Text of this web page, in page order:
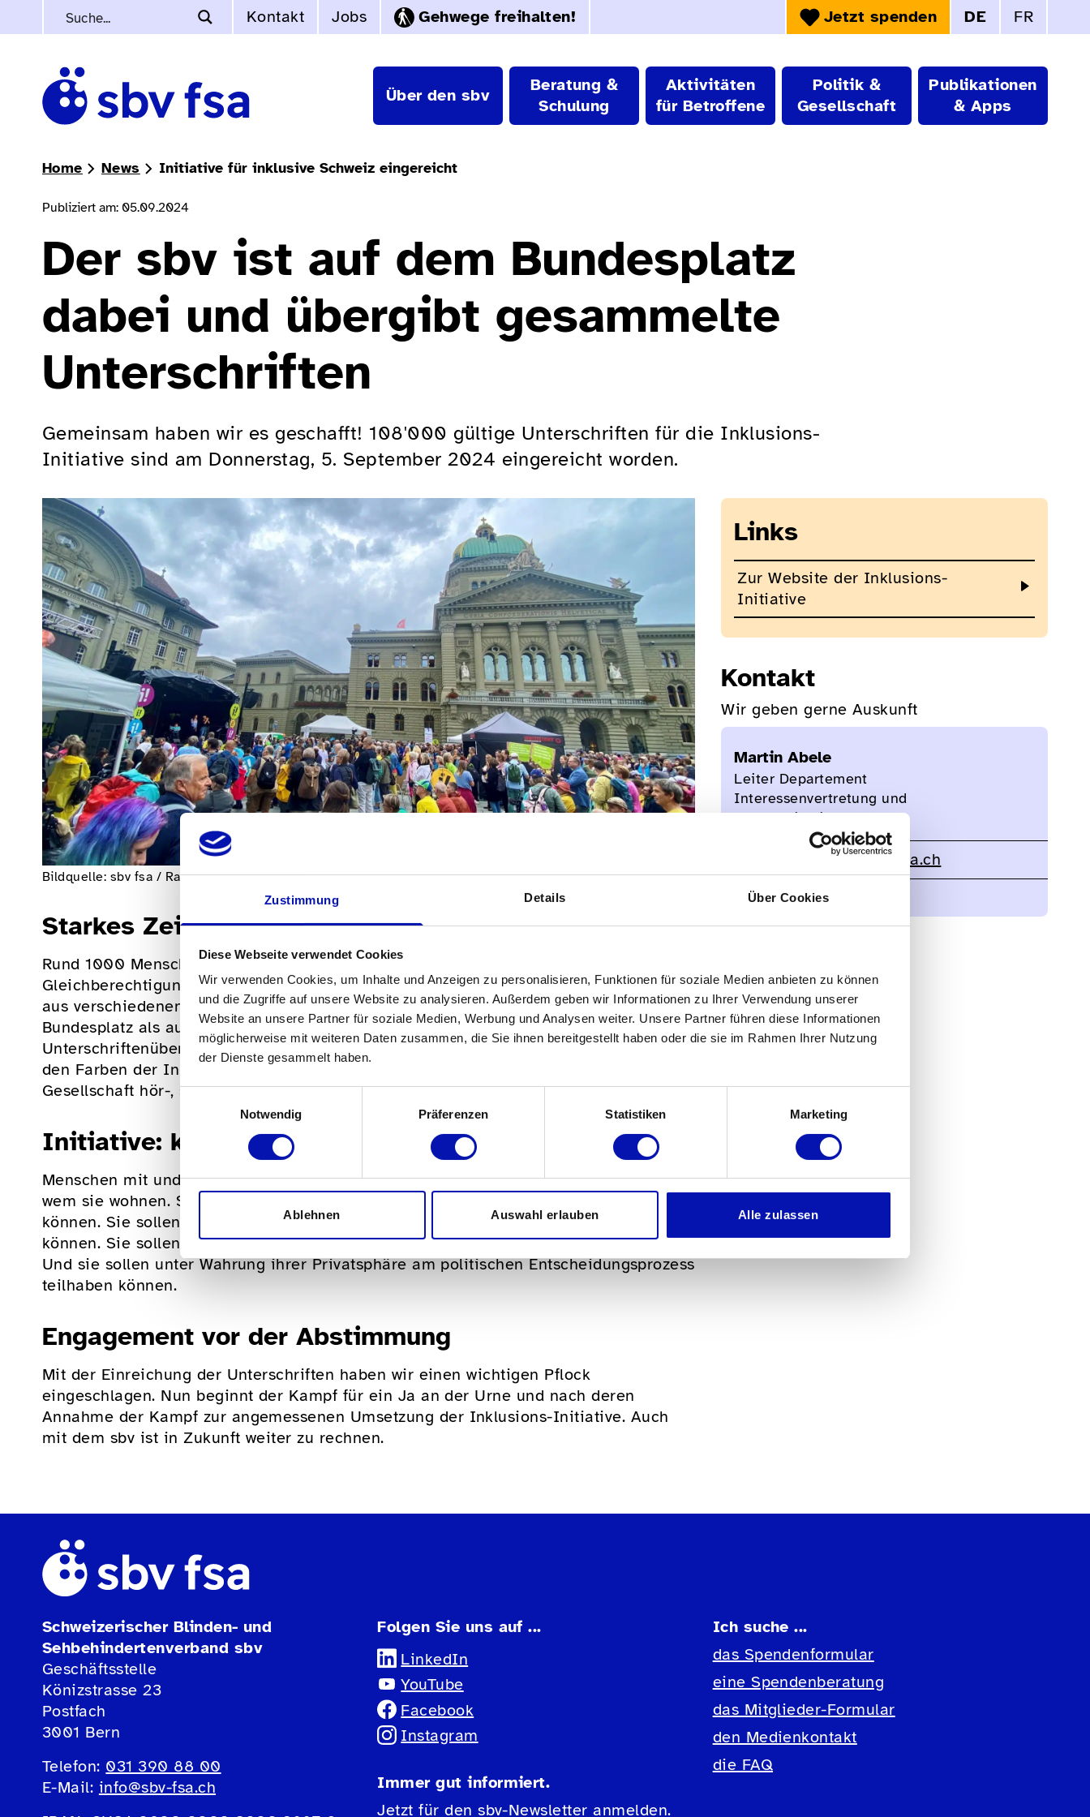
Zustimmung Details Über Cookies
Diese Webseite verwendet Cookies
Wir verwenden Cookies, um Inhalte und Anzeigen zu personalisieren, Funktionen für soziale Medien anbieten zu können
und die Zugriffe auf unsere Website zu analysieren. Außerdem geben wir Informationen zu Ihrer Verwendung unserer
Website an unsere Partner für soziale Medien, Werbung und Analysen weiter. Unsere Partner führen diese Informationen
möglicherweise mit weiteren Daten zusammen, die Sie ihnen bereitgestellt haben oder die sie im Rahmen Ihrer Nutzung
der Dienste gesammelt haben.
Einwilligungsauswahl
Notwendig
Präferenzen Statistiken Marketing
Ablehnen Auswahl erlauben Alle zulassen
Kontakt Jobs Gehwege freihalten! Jetzt spenden Sprachwahl:
DE FR
Über den sbv
Beratung &
Schulung
Aktivitäten
für Betroffene
Politik &
Gesellschaft
Publikationen
& Apps
Home News Initiative für inklusive Schweiz eingereicht
Publiziert am: 05.09.2024
Der sbv ist auf dem Bundesplatz
dabei und übergibt gesammelte
Unterschriften
Gemeinsam haben wir es geschafft! 108'000 gültige Unterschriften für die Inklusions-
Initiative sind am Donnerstag, 5. September 2024 eingereicht worden.
Bildquelle: sbv fsa / Rafael Bornatico
Starkes Zeichen für echte Teilhabe
Rund 1000 Menschen setzten dazu ein starkes und buntes Zeichen für
Gleichberechtigung und echte Teilhabe in der Schweiz. Der sbv war durch Mitglieder
aus verschiedenen Landesteilen mitvertreten, an der fröhlichen Kundgebung auf dem
Bundesplatz als auch am Umzug zur Bundeskanzlei und der anschliessenden
Unterschriftenübergabe. Mit Musik, Tanz, engagierten Reden und bunter Kleidung in
den Farben der Inklusions-Initiative machten wir unsere Forderungen für Politik und
Gesellschaft hör-, sicht- und spürbar!
Initiative: klare Forderungen
Menschen mit und ohne Behinderungen sollen frei entscheiden können, wo und mit
wem sie wohnen. Sie sollen sich ihren Talenten entsprechend aus- und weiterbilden
können. Sie sollen ihren Lebensunterhalt durch zu ihnen passende Arbeit verdienen
können. Sie sollen den öffentlichen Verkehr autonom und spontan benutzen können.
Und sie sollen unter Wahrung ihrer Privatsphäre am politischen Entscheidungsprozess
teilhaben können.
Engagement vor der Abstimmung
Mit der Einreichung der Unterschriften haben wir einen wichtigen Pflock
eingeschlagen. Nun beginnt der Kampf für ein Ja an der Urne und nach deren
Annahme der Kampf zur angemessenen Umsetzung der Inklusions-Initiative. Auch
mit dem sbv ist in Zukunft weiter zu rechnen.
Links
Zur Website der Inklusions-
Initiative
Kontakt
Wir geben gerne Auskunft
Martin Abele
Leiter Departement
Interessenvertretung und
Kommunikation
martin.abele@sbv-fsa.ch
079 123 99 65
Schweizerischer Blinden- und
Sehbehindertenverband sbv
Geschäftsstelle
Könizstrasse 23
Postfach
3001 Bern
Telefon: 031 390 88 00
E-Mail: info@sbv-fsa.ch
Folgen Sie uns auf ...
LinkedIn
YouTube
Facebook
Instagram
Immer gut informiert.
Jetzt für den sbv-Newsletter anmelden.
Ich suche ...
das Spendenformular
eine Spendenberatung
das Mitglieder-Formular
den Medienkontakt
die FAQ